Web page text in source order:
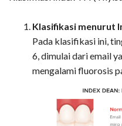
Klasifikasi menurut
Pada klasifikasi ini,
6, dimulai dari email
mengalami fluorosis